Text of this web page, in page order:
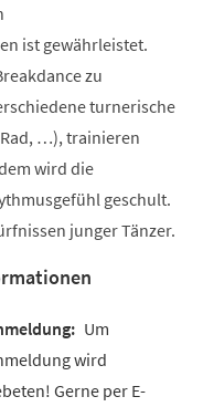
ist gewährleistet.
zu
turnerische
…), trainieren
wird die
geschult.
junger Tänzer.
Um
wird
Gerne per E-